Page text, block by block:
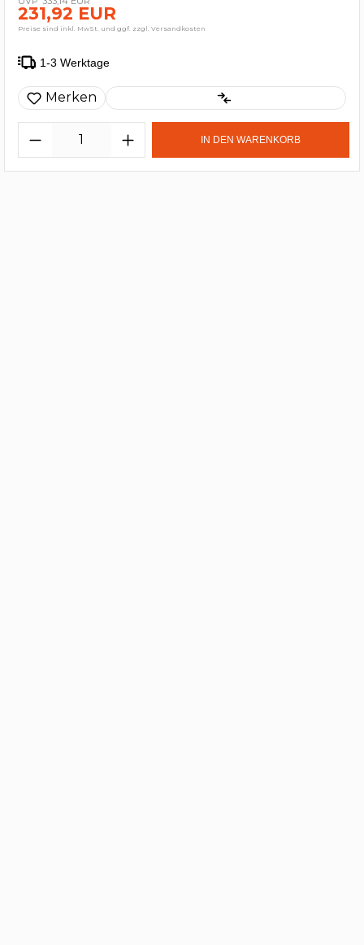
231,92 EUR
Preise sind inkl. MwSt. und ggf. zzgl. Versandkosten
1-3 Werktage
Merken
IN DEN WARENKORB